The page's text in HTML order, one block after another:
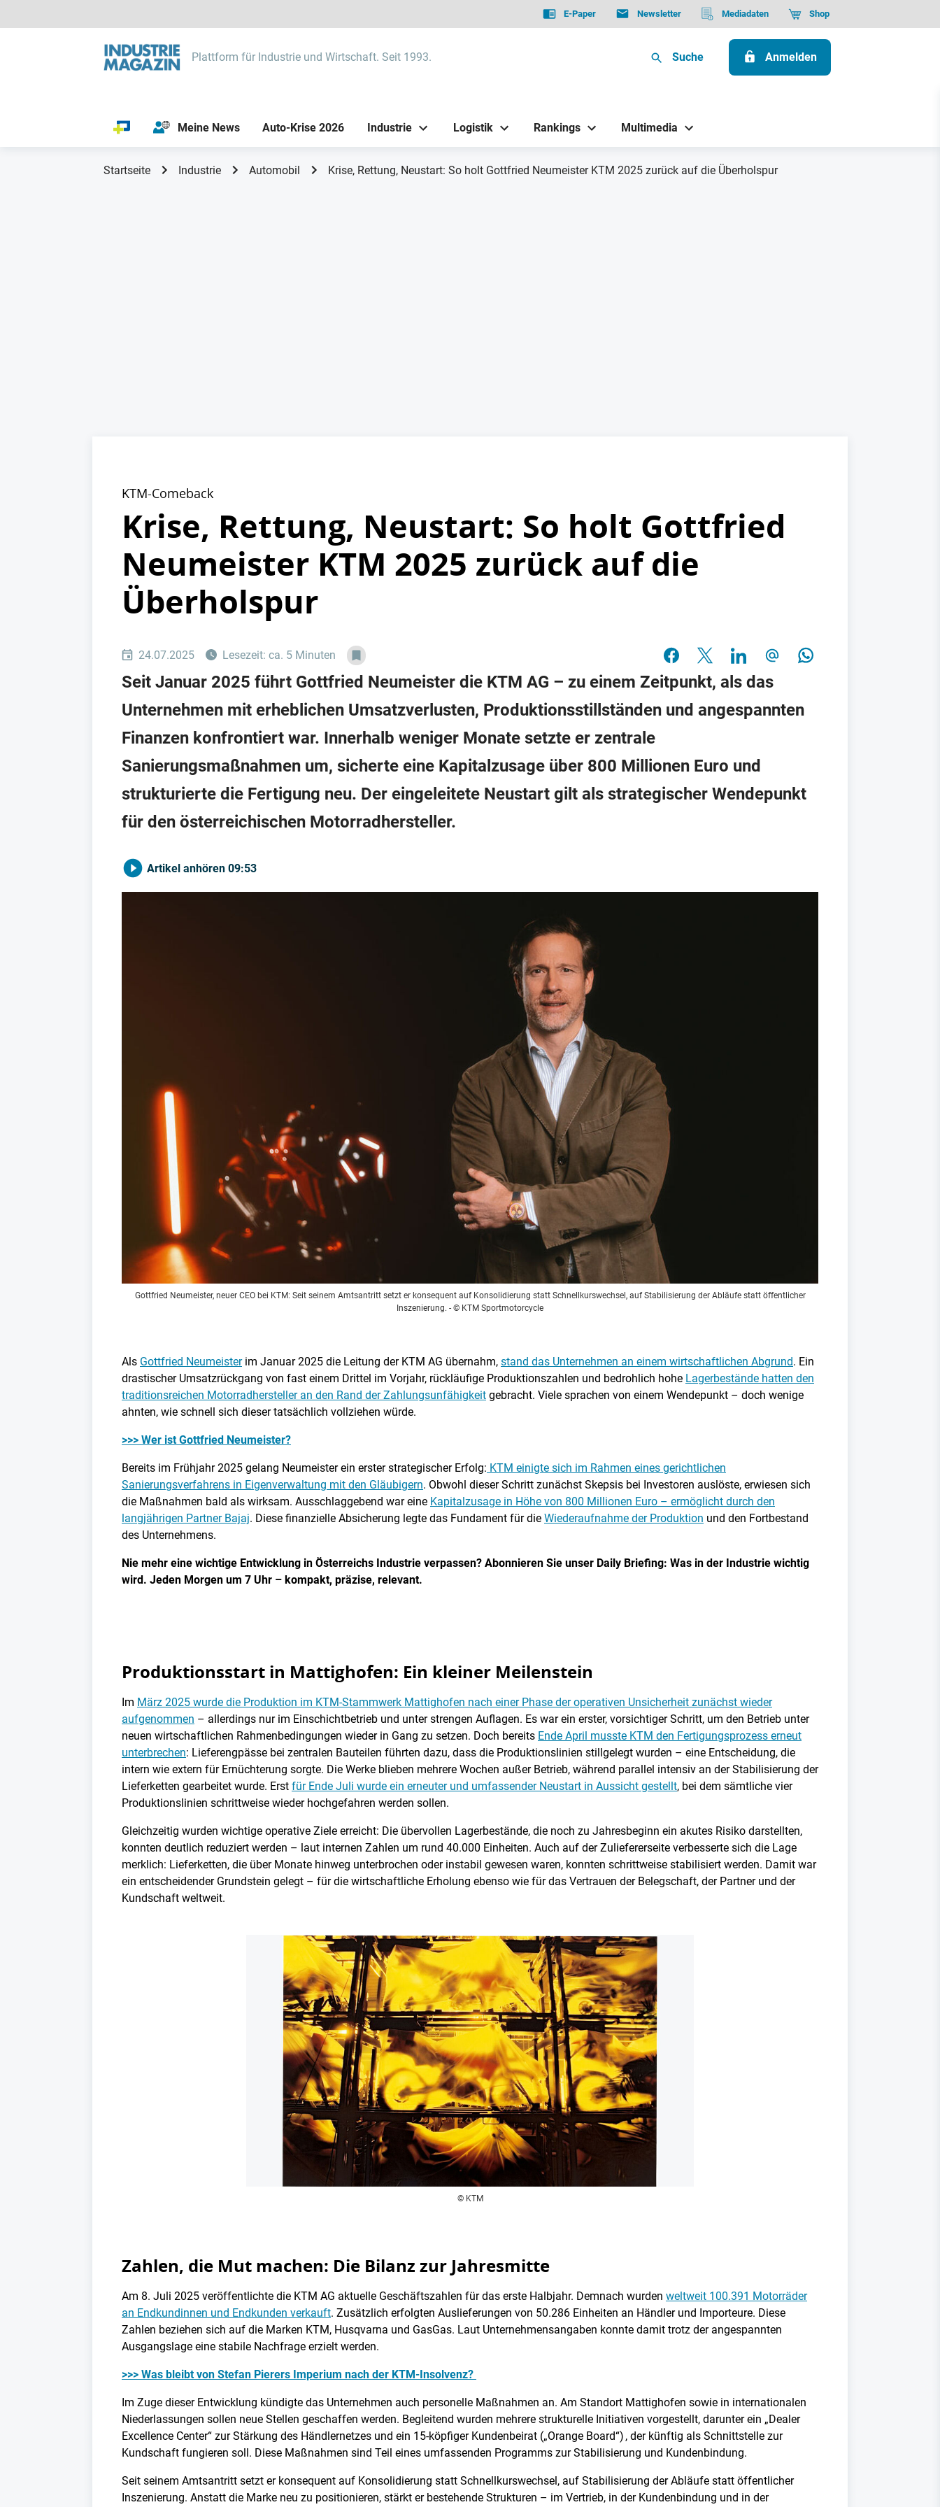
E-Paper Newsletter Mediadaten Shop
Plattform für Industrie und Wirtschaft. Seit 1993. Suche Anmelden
Meine News Auto-Krise 2026 Industrie Logistik Rankings Multimedia
Startseite Industrie Automobil Krise, Rettung, Neustart: So holt Gottfried Neumeister KTM 2025 zurück auf die Überholspur
KTM-Comeback
Krise, Rettung, Neustart: So holt Gottfried
Neumeister KTM 2025 zurück auf die
Überholspur
24.07.2025 Lesezeit: ca. 5 Minuten
Seit Januar 2025 führt Gottfried Neumeister die KTM AG – zu einem Zeitpunkt, als das
Unternehmen mit erheblichen Umsatzverlusten, Produktionsstillständen und angespannten
Finanzen konfrontiert war. Innerhalb weniger Monate setzte er zentrale
Sanierungsmaßnahmen um, sicherte eine Kapitalzusage über 800 Millionen Euro und
strukturierte die Fertigung neu. Der eingeleitete Neustart gilt als strategischer Wendepunkt
für den österreichischen Motorradhersteller.
Artikel anhören 09:53
Gottfried Neumeister, neuer CEO bei KTM: Seit seinem Amtsantritt setzt er konsequent auf Konsolidierung statt Schnellkurswechsel, auf Stabilisierung der Abläufe statt öffentlicher
Inszenierung. - © KTM Sportmotorcycle
Als Gottfried Neumeisterim Januar 2025 die Leitung der KTM AG übernahm, stand das Unternehmen an einem wirtschaftlichen Abgrund. Ein
drastischer Umsatzrückgang von fast einem Drittel im Vorjahr, rückläufige Produktionszahlen und bedrohlich hohe Lagerbestände hatten den
traditionsreichen Motorradhersteller an den Rand der Zahlungsunfähigkeit gebracht. Viele sprachen von einem Wendepunkt – doch wenige
ahnten, wie schnell sich dieser tatsächlich vollziehen würde.
>>> Wer ist Gottfried Neumeister?
Bereits im Frühjahr 2025 gelang Neumeister ein erster strategischer Erfolg: KTM einigte sich im Rahmen eines gerichtlichen
Sanierungsverfahrens in Eigenverwaltung mit den Gläubigern. Obwohl dieser Schritt zunächst Skepsis bei Investoren auslöste, erwiesen sich
die Maßnahmen bald als wirksam. Ausschlaggebend war eine Kapitalzusage in Höhe von 800 Millionen Euro – ermöglicht durch den
langjährigen Partner Bajaj. Diese finanzielle Absicherung legte das Fundament für die Wiederaufnahme der Produktion und den Fortbestand
des Unternehmens.
Nie mehr eine wichtige Entwicklung in Österreichs Industrie verpassen? Abonnieren Sie unser Daily Briefing: Was in der Industrie wichtig
wird. Jeden Morgen um 7 Uhr – kompakt, präzise, relevant.
Produktionsstart in Mattighofen: Ein kleiner Meilenstein
Im März 2025 wurde die Produktion im KTM-Stammwerk Mattighofen nach einer Phase der operativen Unsicherheit zunächst wieder
aufgenommen – allerdings nur im Einschichtbetrieb und unter strengen Auflagen. Es war ein erster, vorsichtiger Schritt, um den Betrieb unter
neuen wirtschaftlichen Rahmenbedingungen wieder in Gang zu setzen. Doch bereits Ende April musste KTM den Fertigungsprozess erneut
unterbrechen: Lieferengpässe bei zentralen Bauteilen führten dazu, dass die Produktionslinien stillgelegt wurden – eine Entscheidung, die
intern wie extern für Ernüchterung sorgte. Die Werke blieben mehrere Wochen außer Betrieb, während parallel intensiv an der Stabilisierung der
Lieferketten gearbeitet wurde. Erst für Ende Juli wurde ein erneuter und umfassender Neustart in Aussicht gestellt, bei dem sämtliche vier
Produktionslinien schrittweise wieder hochgefahren werden sollen.
Gleichzeitig wurden wichtige operative Ziele erreicht: Die übervollen Lagerbestände, die noch zu Jahresbeginn ein akutes Risiko darstellten,
konnten deutlich reduziert werden – laut internen Zahlen um rund 40.000 Einheiten. Auch auf der Zuliefererseite verbesserte sich die Lage
merklich: Lieferketten, die über Monate hinweg unterbrochen oder instabil gewesen waren, konnten schrittweise stabilisiert werden. Damit war
ein entscheidender Grundstein gelegt – für die wirtschaftliche Erholung ebenso wie für das Vertrauen der Belegschaft, der Partner und der
Kundschaft weltweit.
© KTM
Zahlen, die Mut machen: Die Bilanz zur Jahresmitte
Am 8. Juli 2025 veröffentlichte die KTM AG aktuelle Geschäftszahlen für das erste Halbjahr. Demnach wurden weltweit 100.391 Motorräder
an Endkundinnen und Endkunden verkauft. Zusätzlich erfolgten Auslieferungen von 50.286 Einheiten an Händler und Importeure. Diese
Zahlen beziehen sich auf die Marken KTM, Husqvarna und GasGas. Laut Unternehmensangaben konnte damit trotz der angespannten
Ausgangslage eine stabile Nachfrage erzielt werden.
>>> Was bleibt von Stefan Pierers Imperium nach der KTM-Insolvenz?
Im Zuge dieser Entwicklung kündigte das Unternehmen auch personelle Maßnahmen an. Am Standort Mattighofen sowie in internationalen
Niederlassungen sollen neue Stellen geschaffen werden. Begleitend wurden mehrere strukturelle Initiativen vorgestellt, darunter ein „Dealer
Excellence Center“ zur Stärkung des Händlernetzes und ein 15-köpfiger Kundenbeirat („Orange Board“) , der künftig als Schnittstelle zur
Kundschaft fungieren soll. Diese Maßnahmen sind Teil eines umfassenden Programms zur Stabilisierung und Kundenbindung.
Seit seinem Amtsantritt setzt er konsequent auf Konsolidierung statt Schnellkurswechsel, auf Stabilisierung der Abläufe statt öffentlicher
Inszenierung. Anstatt die Marke neu zu positionieren, stärkt er bestehende Strukturen – im Vertrieb, in der Kundenbindung und in der